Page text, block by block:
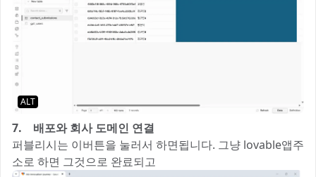
ALT
7. 배포와 회사 도메인 연결
퍼블리시는 이버튼을 눌러서 하면됩니다. 그냥 lovable앱주
소로 하면 그것으로 완료되고